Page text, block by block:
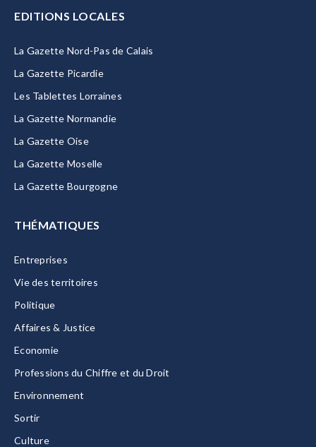
EDITIONS LOCALES
La Gazette Nord-Pas de Calais
La Gazette Picardie
Les Tablettes Lorraines
La Gazette Normandie
La Gazette Oise
La Gazette Moselle
La Gazette Bourgogne
THÉMATIQUES
Entreprises
Vie des territoires
Politique
Affaires & Justice
Economie
Professions du Chiffre et du Droit
Environnement
Sortir
Culture